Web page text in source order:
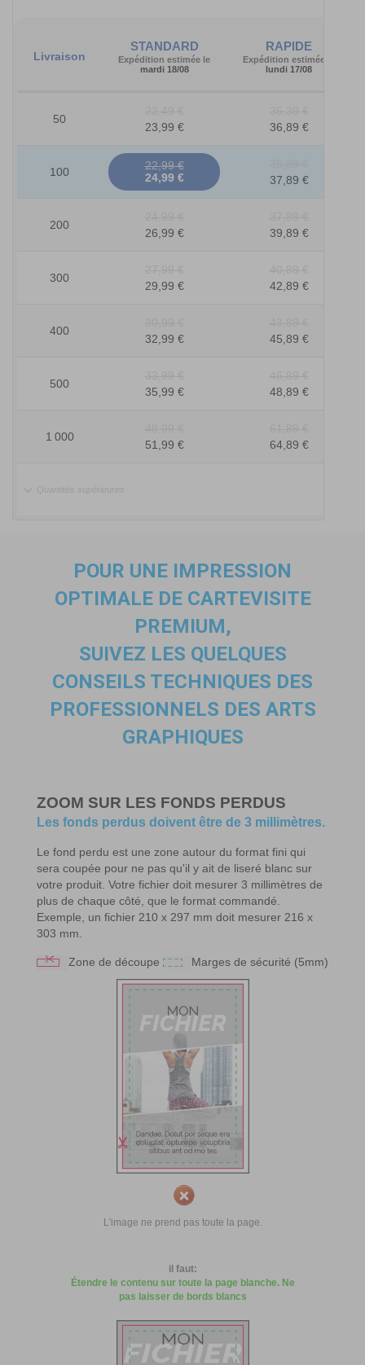
Livraison
STANDARD
Expédition estimée le
mardi 18/08
RAPIDE
Expédition estimée le
lundi 17/08
50
23,99 €
36,89 €
100
22,99 €
24,99 €
37,89 €
200
26,99 €
39,89 €
300
29,99 €
42,89 €
400
32,99 €
45,89 €
500
35,99 €
48,89 €
1 000
51,99 €
64,89 €
Quantités supérieures
POUR UNE IMPRESSION
OPTIMALE DE CARTEVISITE
PREMIUM,
SUIVEZ LES QUELQUES
CONSEILS TECHNIQUES DES
PROFESSIONNELS DES ARTS
GRAPHIQUES
ZOOM SUR LES FONDS PERDUS
Les fonds perdus doivent être de 3 millimètres.
Le fond perdu est une zone autour du format fini qui
sera coupée pour ne pas qu'il y ait de liseré blanc sur
votre produit. Votre fichier doit mesurer 3 millimètres de
plus de chaque côté, que le format commandé.
Exemple, un fichier 210 x 297 mm doit mesurer 216 x
303 mm.
Zone de découpe Marges de sécurité (5mm)
L'image ne prend pas toute la page.
il faut:
Étendre le contenu sur toute la page blanche. Ne
pas laisser de bords blancs